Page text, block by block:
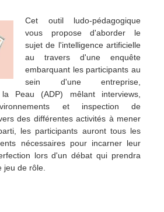
Cet outil ludo-pédagogique
vous propose d'aborder le
sujet de l'intelligence artificielle
au travers d'une enquête
embarquant les participants au
sein d'une entreprise,
Peau (ADP) mêlant interviews,
et inspection de
des différentes activités à mener
les participants auront tous les
nécessaires pour incarner leur
lors d'un débat qui prendra
jeu de rôle.